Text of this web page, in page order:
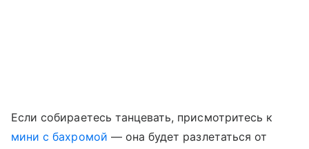
Если собираетесь танцевать, присмотритесь к
мини с бахромой — она будет разлетаться от